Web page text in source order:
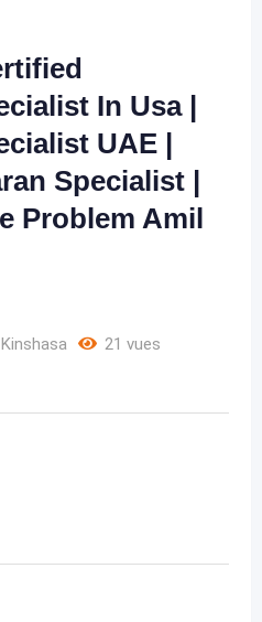
In Usa |
UAE |
Specialist |
Problem Amil
Kinshasa 21 vues